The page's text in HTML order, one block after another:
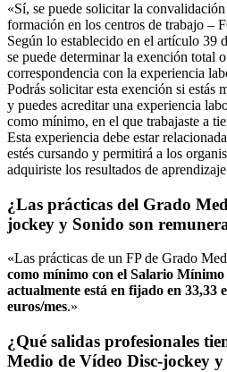
«Sí, se puede solicitar la
formación en los centros de trabajo –
Según lo establecido en el artículo 39
se puede determinar la exención total
correspondencia con la experiencia
Podrás solicitar esta exención si estás
y puedes acreditar una experiencia
como mínimo, en el que trabajaste a
Esta experiencia debe estar
estés cursando y permitirá a los
adquiriste los resultados de
¿Las prácticas del Grado
jockey y Sonido son
«Las prácticas de un FP de Grado
como mínimo con el Salario
actualmente está en fijado en 33,33
euros/mes.»
¿Qué salidas profesionales
Medio de Vídeo Disc-jockey